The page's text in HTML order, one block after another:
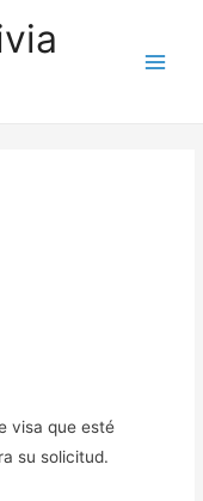
visa que esté
su solicitud.